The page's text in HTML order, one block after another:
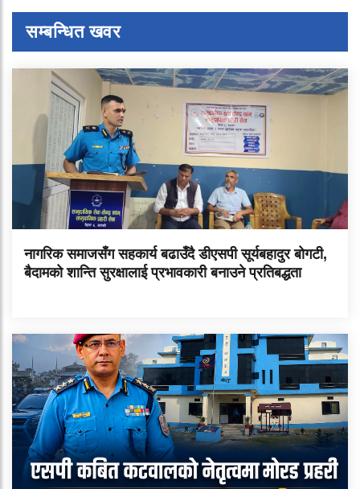
सम्बन्धित खवर
नागरिक समाजसँग सहकार्य बढाउँदै डीएसपी सूर्यबहादुर बोगटी,
बैदामको शान्ति सुरक्षालाई प्रभावकारी बनाउने प्रतिबद्धता